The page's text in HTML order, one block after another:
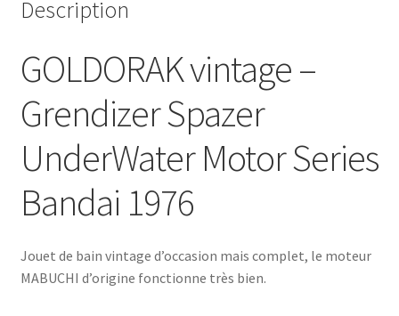
Description
GOLDORAK vintage –
Grendizer Spazer
UnderWater Motor Series
Bandai 1976
Jouet de bain vintage d’occasion mais complet, le moteur
MABUCHI d’origine fonctionne très bien.